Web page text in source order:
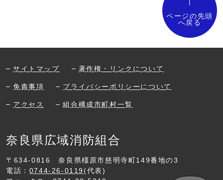
ページの先頭
へ戻る
サイトマップ 著作権・リンクについて
免責事項 プライバシーポリシーについて
アクセス 組合構成市町村一覧
奈良県広域消防組合
〒634-0816
奈良県橿原市慈明寺町149番地の3
電話： 0744-26-0119 (代表)